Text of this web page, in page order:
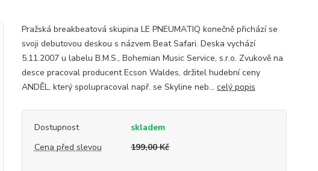
Pražská breakbeatová skupina LE PNEUMATIQ konečně přichází se
svoji debutovou deskou s názvem Beat Safari. Deska vychází
5.11.2007 u labelu B.M.S., Bohemian Music Service, s.r.o. Zvukově na
desce pracoval producent Ecson Waldes, držitel hudební ceny
ANDĚL, který spolupracoval např. se Skyline neb... celý popis
Dostupnost
skladem
Cena před slevou
199,00 Kč